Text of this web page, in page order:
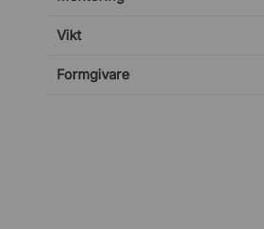
Vikt
Formgivare